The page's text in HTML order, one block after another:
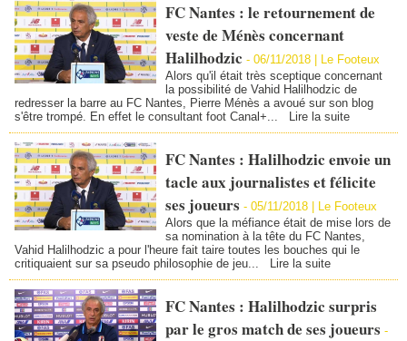
FC Nantes : le retournement de
veste de Ménès concernant
Halilhodzic - 06/11/2018 | Le Footeux
Alors qu'il était très sceptique concernant
la possibilité de Vahid Halilhodzic de
redresser la barre au FC Nantes, Pierre Ménès a avoué sur son blog
s'être trompé. En effet le consultant foot Canal+...
Lire la suite
FC Nantes : Halilhodzic envoie un
tacle aux journalistes et félicite
ses joueurs - 05/11/2018 | Le Footeux
Alors que la méfiance était de mise lors de
sa nomination à la tête du FC Nantes,
Vahid Halilhodzic a pour l'heure fait taire toutes les bouches qui le
critiquaient sur sa pseudo philosophie de jeu...
Lire la suite
FC Nantes : Halilhodzic surpris
par le gros match de ses joueurs -